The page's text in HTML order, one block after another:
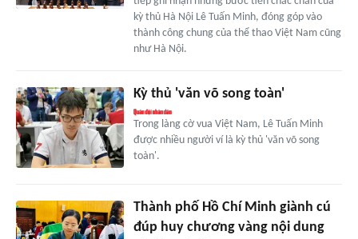
kỳ thủ Hà Nội Lê Tuấn Minh, đóng góp vào
thành công chung của thể thao Việt Nam cũng
như Hà Nội.
Kỳ thủ 'văn võ song toàn'
Trong làng cờ vua Việt Nam, Lê Tuấn Minh
được nhiều người ví là kỳ thủ 'văn võ song
toàn'.
Thành phố Hồ Chí Minh giành cú
đúp huy chương vàng nội dung